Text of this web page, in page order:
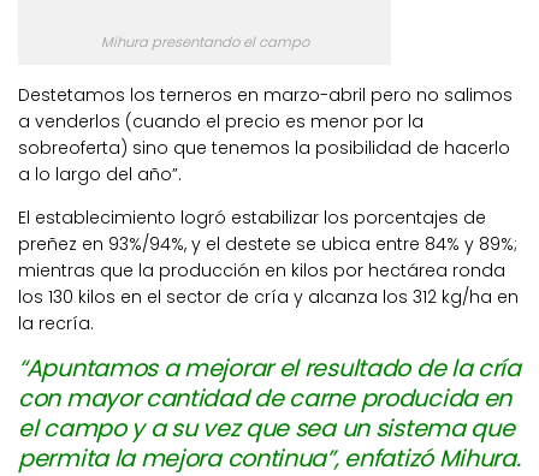
Mihura presentando el campo
Destetamos los terneros en marzo-abril pero no salimos
a venderlos (cuando el precio es menor por la
sobreoferta) sino que tenemos la posibilidad de hacerlo
a lo largo del año”.
El establecimiento logró estabilizar los porcentajes de
preñez en 93%/94%, y el destete se ubica entre 84% y 89%;
mientras que la producción en kilos por hectárea ronda
los 130 kilos en el sector de cría y alcanza los 312 kg/ha en
la recría.
“Apuntamos a mejorar el resultado de la cría
con mayor cantidad de carne producida en
el campo y a su vez que sea un sistema que
permita la mejora continua”, enfatizó Mihura.